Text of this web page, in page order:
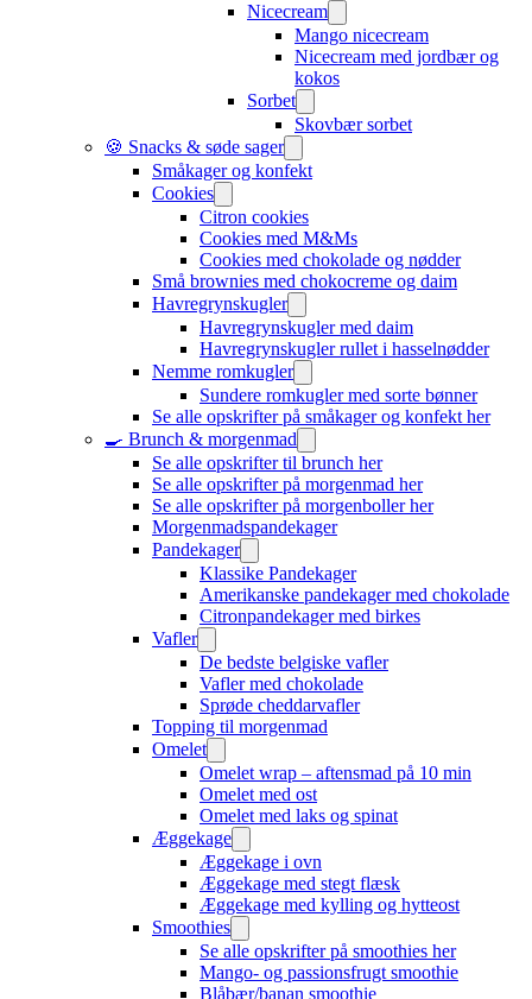
Nicecream
Mango nicecream
Nicecream med jordbær og
kokos
Sorbet
Skovbær sorbet
🍪 Snacks & søde sager
Småkager og konfekt
Cookies
Citron cookies
Cookies med M&Ms
Cookies med chokolade og nødder
Små brownies med chokocreme og daim
Havregrynskugler
Havregrynskugler med daim
Havregrynskugler rullet i hasselnødder
Nemme romkugler
Sundere romkugler med sorte bønner
Se alle opskrifter på småkager og konfekt her
🍳 Brunch & morgenmad
Se alle opskrifter til brunch her
Se alle opskrifter på morgenmad her
Se alle opskrifter på morgenboller her
Morgenmadspandekager
Pandekager
Klassike Pandekager
Amerikanske pandekager med chokolade
Citronpandekager med birkes
Vafler
De bedste belgiske vafler
Vafler med chokolade
Sprøde cheddarvafler
Topping til morgenmad
Omelet
Omelet wrap – aftensmad på 10 min
Omelet med ost
Omelet med laks og spinat
Æggekage
Æggekage i ovn
Æggekage med stegt flæsk
Æggekage med kylling og hytteost
Smoothies
Se alle opskrifter på smoothies her
Mango- og passionsfrugt smoothie
Blåbær/banan smoothie